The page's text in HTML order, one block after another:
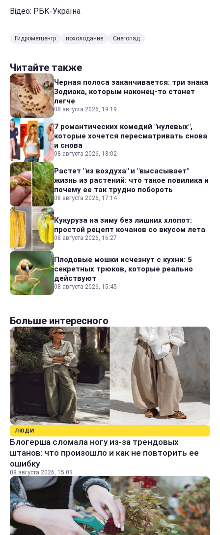
Відео: РБК-Україна
Гидрометцентр похолодание Снегопад
Читайте также
Черная полоса заканчивается: три знака
Зодиака, которым наконец-то станет
легче
08 августа 2026, 19:19
7 романтических комедий "нулевых",
которые хочется пересматривать снова
и снова
08 августа 2026, 18:02
Растет "из воздуха" и "высасывает"
жизнь из растений: что такое повилика и
почему ее так трудно побороть
08 августа 2026, 17:14
Кукуруза на зиму без лишних хлопот:
простой рецепт кочанов со вкусом лета
08 августа 2026, 16:27
Плодовые мошки исчезнут с кухни: 5
секретных трюков, которые реально
действуют
08 августа 2026, 15:45
Больше интересного
ЛЮДИ
Блогерша сломала ногу из-за трендовых
штанов: что произошло и как не повторить ее
ошибку
08 августа 2026, 15:03